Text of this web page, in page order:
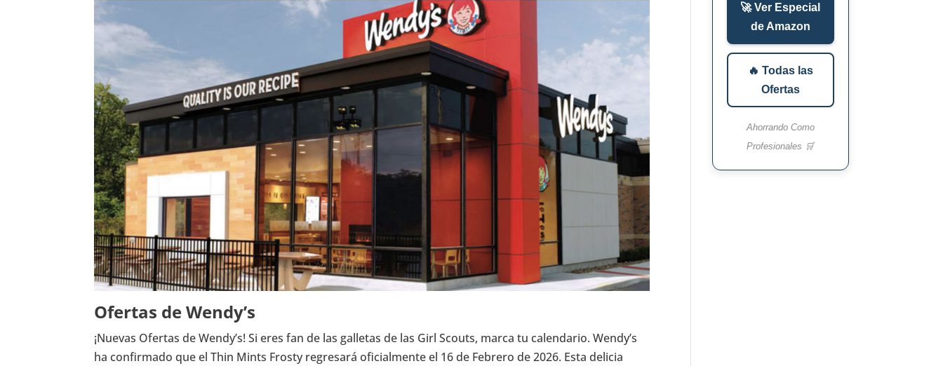
Ofertas de Wendy’s
¡Nuevas Ofertas de Wendy’s! Si eres fan de las galletas de las Girl Scouts, marca tu calendario. Wendy’s
ha confirmado que el Thin Mints Frosty regresará oficialmente el 16 de Febrero de 2026. Esta delicia
🚀 Ver Especial
de Amazon
🔥 Todas las
Ofertas
Ahorrando Como
Profesionales 🛒